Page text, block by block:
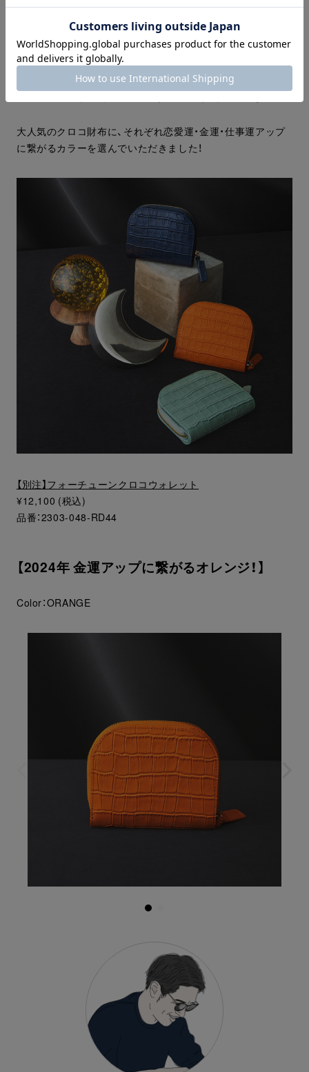
あとは、一歩を踏み出すだけです。
その勇気もイエロークオーツとイエローが、サポート。
安心して一歩を踏み出して。
Item.2 フォーチューンクロコウォレット
大人気のクロコ財布に、それぞれ恋愛運・金運・仕事運アップ
に繋がるカラーを選んでいただきました！
【別注】フォーチューンクロコウォレット
¥12,100 (税込)
品番：2303-048-RD44
【2024年 金運アップに繋がるオレンジ！】
Color：ORANGE